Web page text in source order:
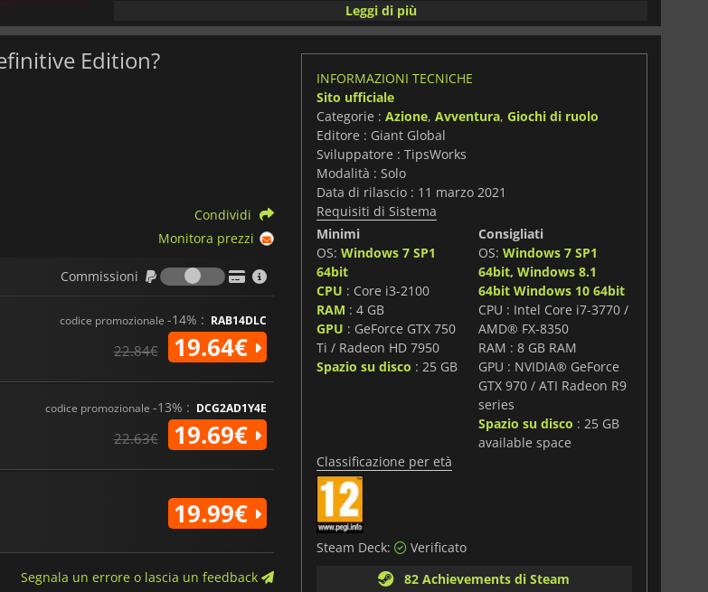
Combatti usando tattiche e abilità. Proprio come in Dark Souls, devi stare attento ai
segnali del tuo avversario e contrattaccare al momento giusto. Avrai bisogno di ogni
grammo di abilità che hai per sconfiggere l'enorme numero di nemici in Pascal's Wager.
Esplora un mondo oscuramente vibrante. L'ambiente di Solas è pieno di mostri, segreti
e tesori per un avventuriero abbastanza audace da trovarli.
Il destino di Solas è nelle tue mani. Sei disposto ad affidare la tua vita al tuo acciaio e
Leggi di più
Edition?
Condividi
Monitora prezzi
Commissioni
Commissioni
codice promozionale -14% : RAB14DLC
22.84€ 19.64€
codice promozionale -13% : DCG2AD1Y4E
22.63€ 19.69€
19.99€
Segnala un errore o lascia un feedback
INFORMAZIONI TECNICHE
Sito ufficiale
Categorie : Azione, Avventura, Giochi di ruolo
Editore : Giant Global
Sviluppatore : TipsWorks
Modalità : Solo
Data di rilascio : 11 marzo 2021
Requisiti di Sistema
Minimi
OS: Windows 7 SP1
64bit
CPU : Core i3-2100
RAM : 4 GB
GPU : GeForce GTX 750
Ti / Radeon HD 7950
Spazio su disco : 25 GB
Consigliati
OS:Windows 7 SP1
64bit, Windows 8.1
64bit Windows 10 64bit
CPU : Intel Core i7-3770 /
AMD® FX-8350
RAM : 8 GB RAM
GPU : NVIDIA® GeForce
GTX 970 / ATI Radeon R9
series
Spazio su disco : 25 GB
available space
Classificazione per età
Steam Deck:
Verificato
82 Achievements di Steam